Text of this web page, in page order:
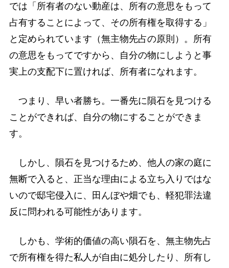
では「所有者のない動産は、所有の意思をもって
占有することによって、その所有権を取得する」
と定められています（無主物先占の原則）。所有
の意思をもってですから、自分の物にしようと事
実上の支配下に置ければ、所有者になれます。
つまり、早い者勝ち。一番先に隕石を見つける
ことができれば、自分の物にすることができま
す。
しかし、隕石を見つけるため、他人の家の庭に
無断で入ると、正当な理由による立ち入りではな
いので邸宅侵入に、田んぼや畑でも、軽犯罪法違
反に問われる可能性があります。
しかも、学術的価値の高い隕石を、無主物先占
で所有権を得た私人が自由に処分したり、所有し